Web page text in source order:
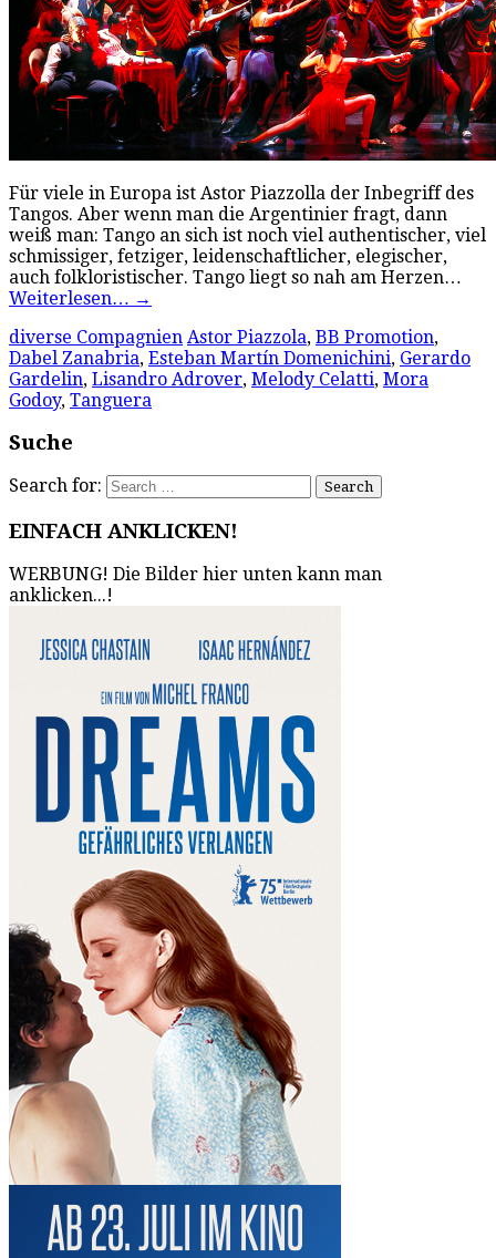
Für viele in Europa ist Astor Piazzolla der Inbegriff des
Tangos. Aber wenn man die Argentinier fragt, dann
weiß man: Tango an sich ist noch viel authentischer, viel
schmissiger, fetziger, leidenschaftlicher, elegischer,
auch folkloristischer. Tango liegt so nah am Herzen…
Weiterlesen… →
diverse Compagnien Astor Piazzola, BB Promotion,
Dabel Zanabria, Esteban Martín Domenichini, Gerardo
Gardelin, Lisandro Adrover, Melody Celatti, Mora
Godoy, Tanguera
Suche
Search for:
EINFACH ANKLICKEN!
WERBUNG! Die Bilder hier unten kann man
anklicken...!